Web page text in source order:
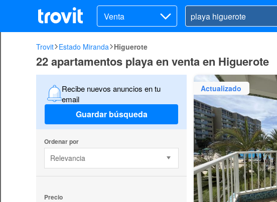
Venta
Trovit Estado Miranda Higuerote
22 apartamentos playa en venta en Higuerote
Recibe nuevos anuncios en tu
email
Guardar búsqueda
Ordenar por
Relevancia
Precio
Actualizado